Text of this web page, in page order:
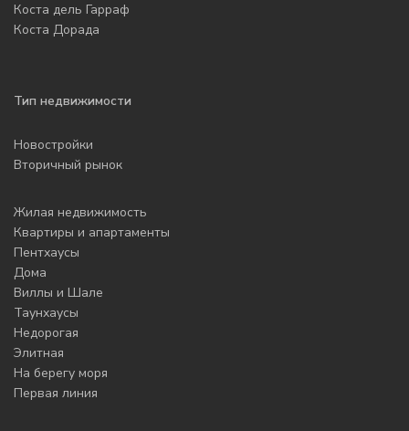
Коста дель Гарраф
Коста Дорада
Тип недвижимости
Новостройки
Вторичный рынок
Жилая недвижимость
Квартиры и апартаменты
Пентхаусы
Дома
Виллы и Шале
Таунхаусы
Недорогая
Элитная
На берегу моря
Первая линия